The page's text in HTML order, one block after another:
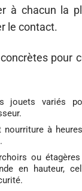
à chacun la
le contact.
pour
jouets variés
nourriture à
ou
en hauteur,